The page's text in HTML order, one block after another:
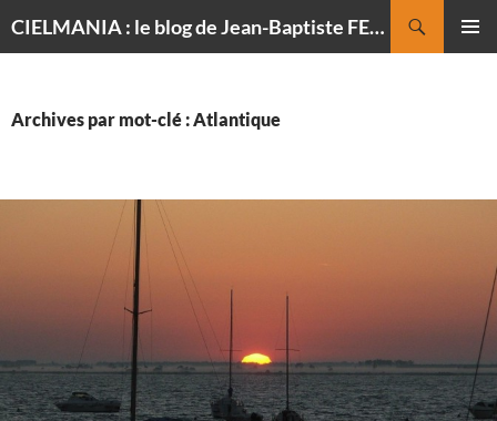
CIELMANIA : le blog de Jean-Baptiste FELDMANN, photographe du ciel
Archives par mot-clé : Atlantique